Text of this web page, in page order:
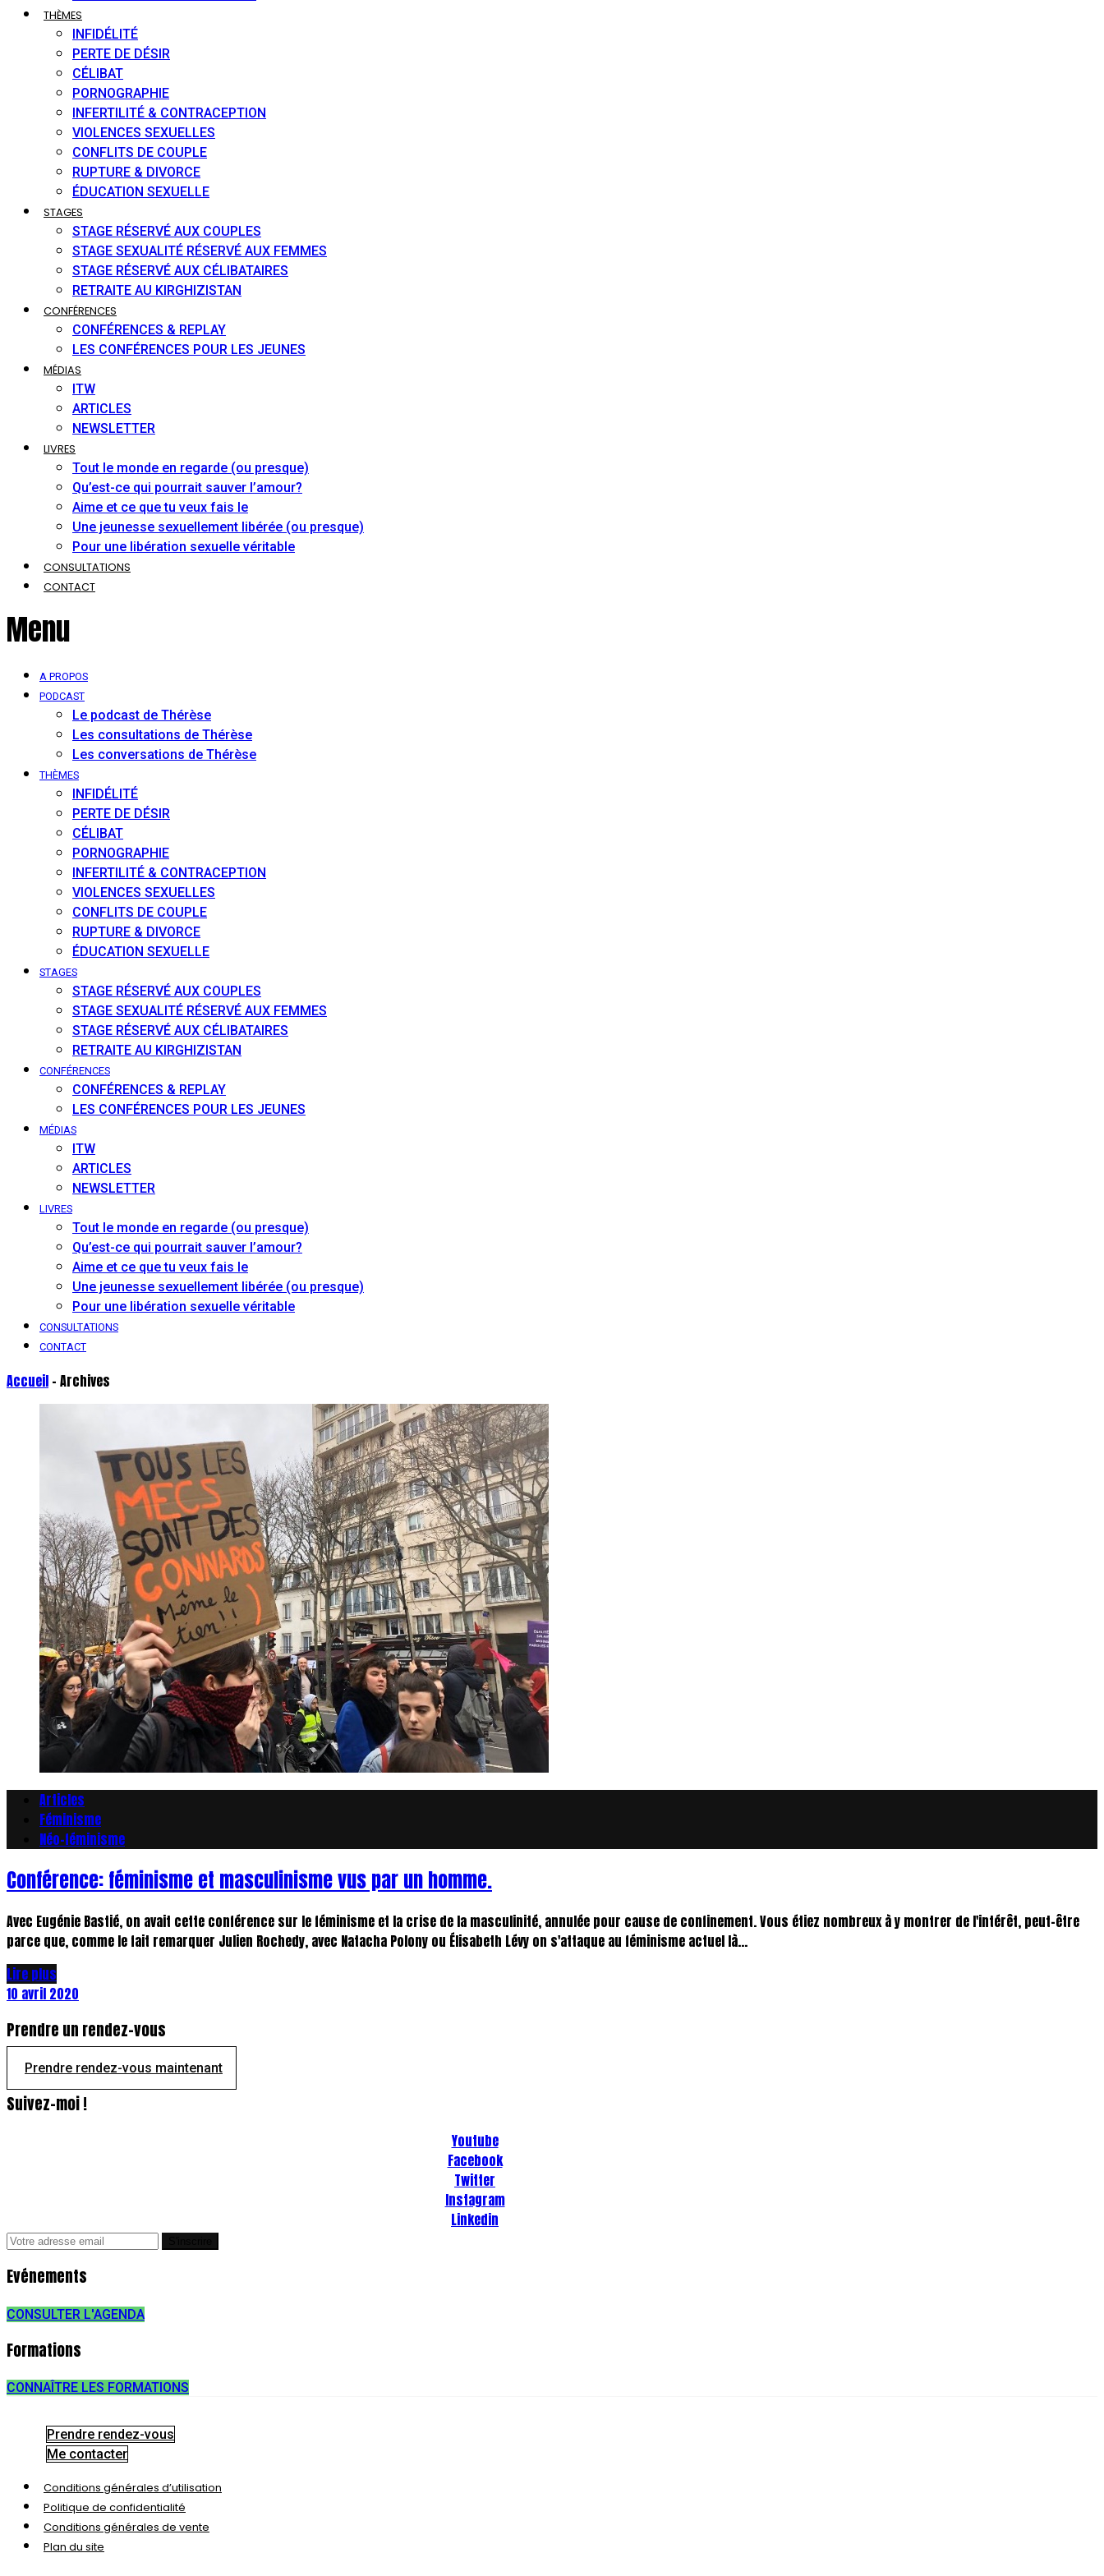
THÈMES
INFIDÉLITÉ
PERTE DE DÉSIR
CÉLIBAT
PORNOGRAPHIE
INFERTILITÉ & CONTRACEPTION
VIOLENCES SEXUELLES
CONFLITS DE COUPLE
RUPTURE & DIVORCE
ÉDUCATION SEXUELLE
STAGES
STAGE RÉSERVÉ AUX COUPLES
STAGE SEXUALITÉ RÉSERVÉ AUX FEMMES
STAGE RÉSERVÉ AUX CÉLIBATAIRES
RETRAITE AU KIRGHIZISTAN
CONFÉRENCES
CONFÉRENCES & REPLAY
LES CONFÉRENCES POUR LES JEUNES
MÉDIAS
ITW
ARTICLES
NEWSLETTER
LIVRES
Tout le monde en regarde (ou presque)
Qu’est-ce qui pourrait sauver l’amour?
Aime et ce que tu veux fais le
Une jeunesse sexuellement libérée (ou presque)
Pour une libération sexuelle véritable
CONSULTATIONS
CONTACT
Menu
A PROPOS
PODCAST
Le podcast de Thérèse
Les consultations de Thérèse
Les conversations de Thérèse
THÈMES
INFIDÉLITÉ
PERTE DE DÉSIR
CÉLIBAT
PORNOGRAPHIE
INFERTILITÉ & CONTRACEPTION
VIOLENCES SEXUELLES
CONFLITS DE COUPLE
RUPTURE & DIVORCE
ÉDUCATION SEXUELLE
STAGES
STAGE RÉSERVÉ AUX COUPLES
STAGE SEXUALITÉ RÉSERVÉ AUX FEMMES
STAGE RÉSERVÉ AUX CÉLIBATAIRES
RETRAITE AU KIRGHIZISTAN
CONFÉRENCES
CONFÉRENCES & REPLAY
LES CONFÉRENCES POUR LES JEUNES
MÉDIAS
ITW
ARTICLES
NEWSLETTER
LIVRES
Tout le monde en regarde (ou presque)
Qu’est-ce qui pourrait sauver l’amour?
Aime et ce que tu veux fais le
Une jeunesse sexuellement libérée (ou presque)
Pour une libération sexuelle véritable
CONSULTATIONS
CONTACT
Accueil - Archives
Articles
Féminisme
Néo-féminisme
Conférence: féminisme et masculinisme vus par un homme.
Avec Eugénie Bastié, on avait cette conférence sur le féminisme et la crise de la masculinité, annulée pour cause de confinement. Vous étiez nombreux à y montrer de l'intérêt, peut-être
parce que, comme le fait remarquer Julien Rochedy, avec Natacha Polony ou Élisabeth Lévy on s'attaque au féminisme actuel là...
Lire plus
10 avril 2020
Prendre un rendez-vous
Prendre rendez-vous maintenant
Suivez-moi !
Youtube
Facebook
Twitter
Instagram
Linkedin
Evénements
CONSULTER L'AGENDA
Formations
CONNAÎTRE LES FORMATIONS
Prendre rendez-vous
Me contacter
Conditions générales d’utilisation
Politique de confidentialité
Conditions générales de vente
Plan du site